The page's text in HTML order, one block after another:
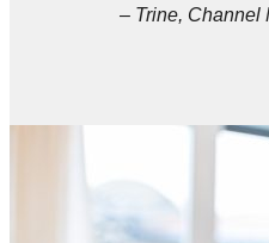
– Trine, Channel